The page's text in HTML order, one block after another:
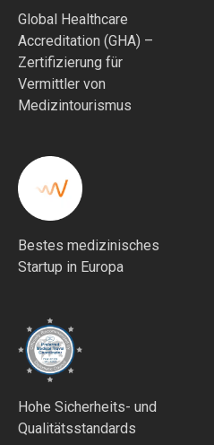
Global Healthcare
Accreditation (GHA) –
Zertifizierung für
Vermittler von
Medizintourismus
Bestes medizinisches
Startup in Europa
Hohe Sicherheits- und
Qualitätsstandards